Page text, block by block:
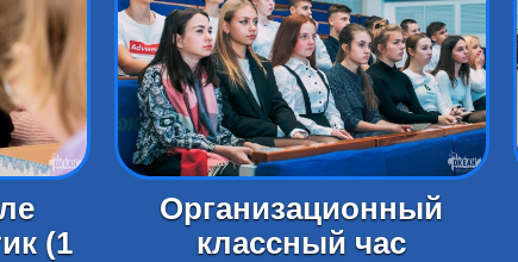
(1
Организационный
классный час